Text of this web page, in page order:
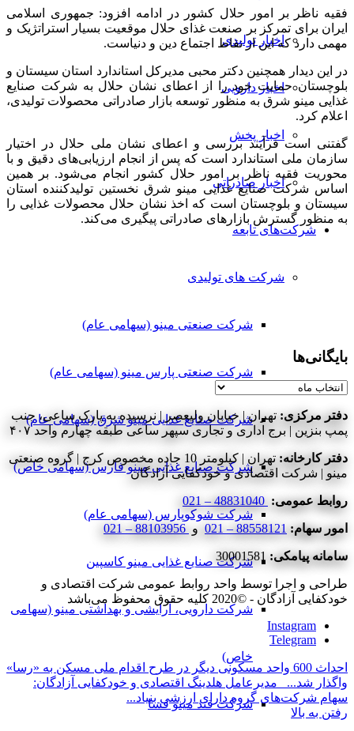
اخبار تولیدی
اخبار دارویی
اخبار پخش
اخبار صادراتی
شرکت‌های تابعه
شرکت های تولیدی
شرکت صنعتی مینو (سهامی عام)
شرکت صنعتی پارس مینو (سهامی عام)
شرکت صنایع غذایی مینو شرق (سهامی عام)
شرکت صنایع غذایی مینو فارس (سهامی خاص)
شرکت شوکوپارس (سهامی عام)
شرکت صنایع غذایی مینو کاسپین
شرکت دارویی، آرایشی و بهداشتی مینو (سهامی
خاص)
شرکت قند مینو فسا
فقیه ناظر بر امور حلال کشور در ادامه افزود: جمهوری اسلامی
ایران برای تمرکز بر صنعت غذای حلال موقعیت بسیار استراتژیک و
مهمی دارد که این از نقاط اجتماع دین و دنیاست.
در این دیدار همچنین دکتر محبی مدیرکل استاندارد استان سیستان و
بلوچستان حمایت خود را از اعطای نشان حلال به شرکت صنایع
غذایی مینو شرق به منظور توسعه بازار صادراتی محصولات تولیدی،
اعلام کرد.
گفتنی است فرآیند بررسی و اعطای نشان ملی حلال در اختیار
سازمان ملی استاندارد است که پس از انجام ارزیابی‌های دقیق و با
محوریت فقیه ناظر بر امور حلال کشور انجام می‌شود. بر همین
اساس شرکت صنایع غذایی مینو شرق نخستین تولیدکننده استان
سیستان و بلوچستان است که اخذ نشان حلال محصولات غذایی را
به منظور گسترش بازارهای صادراتی پیگیری می‌کند.
بایگانی‌ها
بایگانی‌ها
دفتر مرکزی: تهران | خیابان ولیعصر | نرسیده به پارک ساعی، جنب
پمپ بنزین | برج اداری و تجاری سپهر ساعی طبقه چهارم واحد ۴۰۷
دفتر کارخانه:
تهران | کیلومتر 10 جاده مخصوص کرج | گروه صنعتی
مینو | شرکت اقتصادی و خودکفایی آزادگان
روابط عمومی:
امور سهام: 88558121 – 021 و
سامانه پیامکی:
طراحی و اجرا توسط واحد روابط عمومی شرکت اقتصادی و
خودکفایی آزادگان - ©2020 کلیه حقوق محفوظ می‌باشد
Instagram
Telegram
احداث 600 واحد مسکونی دیگر در طرح اقدام ملی مسکن به «رسا»
واگذار شد...
مدیرعامل هلدینگ اقتصادی و خودکفایی آزادگان:
سهام شرکت‌های گروه دارای ارزشی بنیاد...
رفتن به بالا